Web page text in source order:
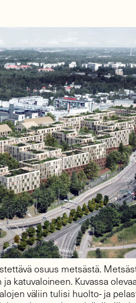
osuus metsästä.
katuvaloineen. Kuvassa
väliin tulisi huolto- ja